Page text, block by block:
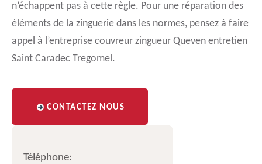
n’échappent pas à cette règle. Pour une réparation des
éléments de la zinguerie dans les normes, pensez à faire
appel à l’entreprise couvreur zingueur Queven entretien
Saint Caradec Tregomel.
CONTACTEZ NOUS
Téléphone: